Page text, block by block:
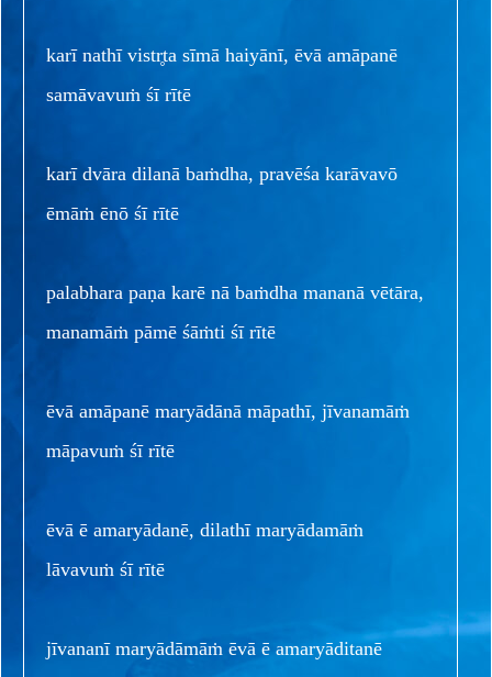
karī nathī vistr̥ta sīmā haiyānī, ēvā amāpanē
samāvavuṁ śī rītē
karī dvāra dilanā baṁdha, pravēśa karāvavō
ēmāṁ ēnō śī rītē
palabhara paṇa karē nā baṁdha mananā vētāra,
manamāṁ pāmē śāṁti śī rītē
ēvā amāpanē maryādānā māpathī, jīvanamāṁ
māpavuṁ śī rītē
ēvā ē amaryādanē, dilathī maryādamāṁ
lāvavuṁ śī rītē
jīvananī maryādāmāṁ ēvā ē amaryāditanē